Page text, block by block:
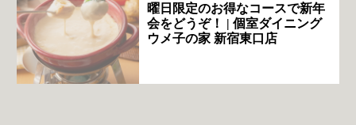
曜日限定のお得なコースで新年
会をどうぞ！ | 個室ダイニング
ウメ子の家 新宿東口店